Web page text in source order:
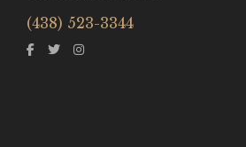
(438) 523-3344